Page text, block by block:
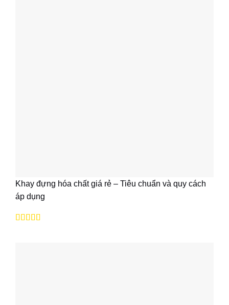
Khay đựng hóa chất giá rẻ – Tiêu chuẩn và quy cách
áp dụng